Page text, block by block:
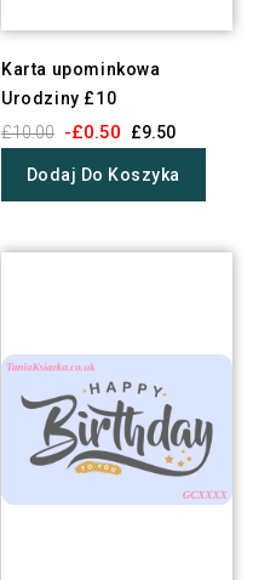
Karta upominkowa
Urodziny £10
£10.00 -£0.50 £9.50
Dodaj Do Koszyka